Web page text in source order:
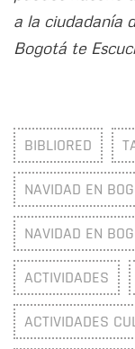
a la ciudadanía
Bogotá te
BIBLIORED
NAVIDAD EN
NAVIDAD EN
ACTIVIDADES
ACTIVIDADES